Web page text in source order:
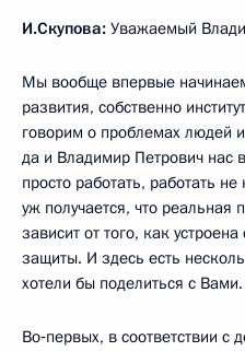
И.Скупова: Уважаемый
Мы вообще впервые
развития, собственно
говорим о проблемах людей
да и Владимир Петрович нас
просто работать, работать
уж получается, что
зависит от того, как
защиты. И здесь есть
хотели бы поделиться с Вами.
Во‑первых, в соответствии с